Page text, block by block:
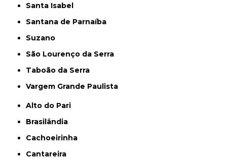
Santa Isabel
Santana de Parnaíba
Suzano
São Lourenço da Serra
Taboão da Serra
Vargem Grande Paulista
Alto do Pari
Brasilândia
Cachoeirinha
Cantareira